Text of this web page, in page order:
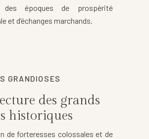
des époques de prospérité
et d’échanges marchands.
GRANDIOSES
des grands
historiques
de forteresses colossales et de